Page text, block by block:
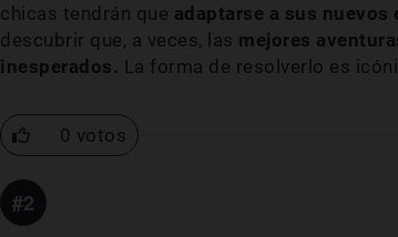
chicas tendrán que adaptarse a sus nuevos
descubrir que, a veces, las mejores
inesperados. La forma de resolverlo es
0 votos
#2